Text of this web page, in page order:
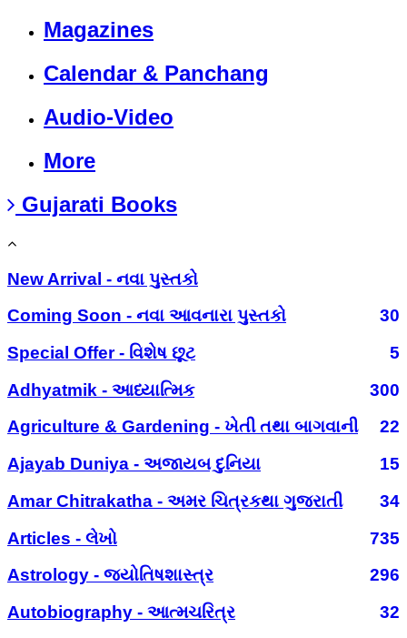
Magazines
Calendar & Panchang
Audio-Video
More
Gujarati Books
New Arrival - નવા પુસ્તકો
Coming Soon - નવા આવનારા પુસ્તકો
30
Special Offer - વિશેષ છૂટ
5
Adhyatmik - આધ્યાત્મિક
300
Agriculture & Gardening - ખેતી તથા બાગવાની
22
Ajayab Duniya - અજાયબ દુનિયા
15
Amar Chitrakatha - અમર ચિત્રકથા ગુજરાતી
34
Articles - લેખો
735
Astrology - જ્યોતિષશાસ્ત્ર
296
Autobiography - આત્મચરિત્ર
32